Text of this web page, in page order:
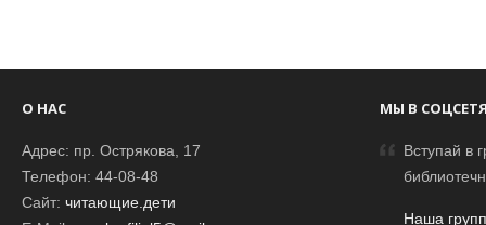
О НАС
Адрес: пр. Острякова, 17
Телефон: 44-08-48
Сайт: читающие.дети
МЫ В
Вступай в
Наша